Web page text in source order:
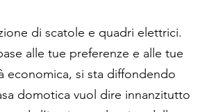
di scatole e quadri elettrici.
alle tue preferenze e alle tue
economica, si sta diffondendo
domotica vuol dire innanzitutto